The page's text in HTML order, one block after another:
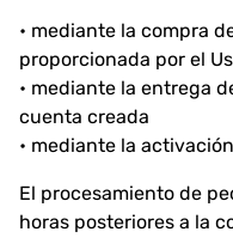
• mediante la compra
proporcionada por el
• mediante la entrega
cuenta creada
• mediante la
El procesamiento de
horas posteriores a la